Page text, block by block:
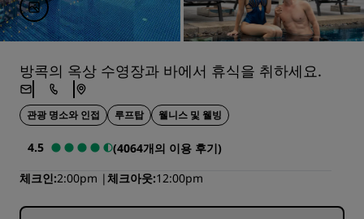
방콕의 옥상 수영장과 바에서 휴식을 취하세요.
관광 명소와 인접 루프탑 웰니스 및 웰빙
4.5
(4064개의 이용 후기)
체크인 2:00pm 체크아웃 12:00pm